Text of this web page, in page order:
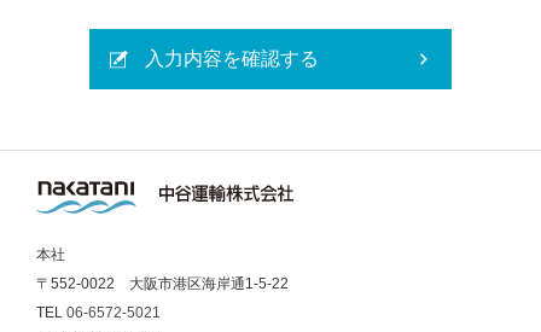
入力内容を確認する
本社
〒552-0022 大阪市港区海岸通1-5-22
TEL 06-6572-5021